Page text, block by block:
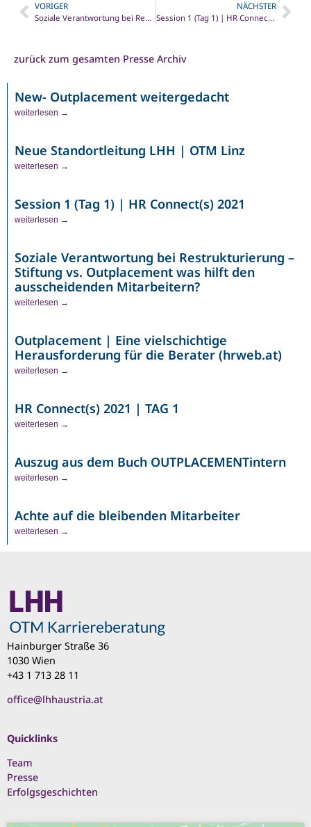
VORIGER
Soziale Verantwortung bei Restrukturierung – Stiftung vs. Outplacement was hilft den ausscheidenden Mitarbeitern?
NÄCHSTER
Session 1 (Tag 1) | HR Connect(s) 2021
zurück zum gesamten Presse Archiv
New- Outplacement weitergedacht
weiterlesen →
Neue Standortleitung LHH | OTM Linz
weiterlesen →
Session 1 (Tag 1) | HR Connect(s) 2021
weiterlesen →
Soziale Verantwortung bei Restrukturierung –
Stiftung vs. Outplacement was hilft den
ausscheidenden Mitarbeitern?
weiterlesen →
Outplacement | Eine vielschichtige
Herausforderung für die Berater (hrweb.at)
weiterlesen →
HR Connect(s) 2021 | TAG 1
weiterlesen →
Auszug aus dem Buch OUTPLACEMENTintern
weiterlesen →
Achte auf die bleibenden Mitarbeiter
weiterlesen →
Hainburger Straße 36
1030 Wien
+43 1 713 28 11
office@lhhaustria.at
Quicklinks
Team
Presse
Erfolgsgeschichten